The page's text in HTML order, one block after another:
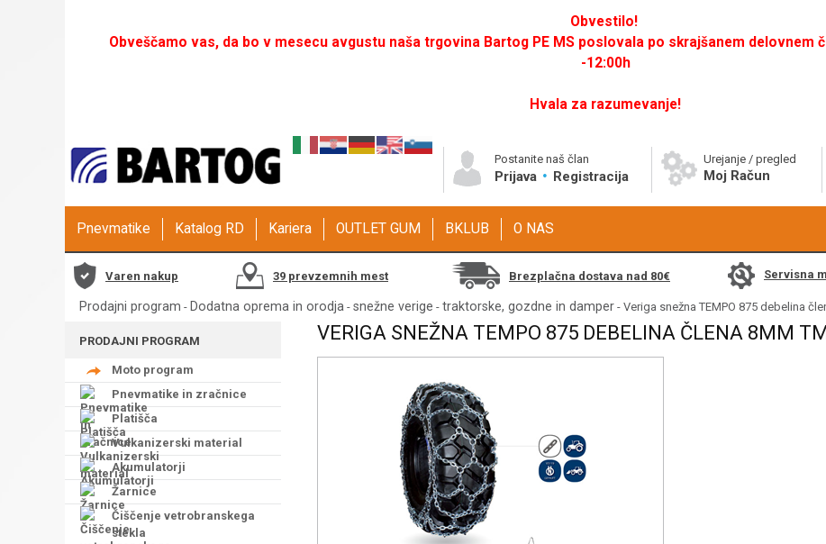
Obvestilo!
Obveščamo vas, da bo v mesecu avgustu naša trgovina Bartog PE MS poslovala po skrajšanem delovnem
-12:00h
Hvala za razumevanje!
Postanite naš član
Prijava Registracija
Urejanje / pregled
Moj Račun
Pnevmatike Katalog RD Kariera OUTLET GUM BKLUB O NAS
Varen nakup 39 prevzemnih mest Brezplačna dostava nad 80€ Servisna
Prodajni program - Dodatna oprema in orodja - snežne verige - traktorske, gozdne in damper - Veriga snežna TEMPO 875 debelina
PRODAJNI PROGRAM
Moto program
Pnevmatike in zračnice
Platišča
Vulkanizerski material
Akumulatorji
Žarnice
Čiščenje vetrobranskega
stekla
VERIGA SNEŽNA TEMPO 875 DEBELINA ČLENA 8MM